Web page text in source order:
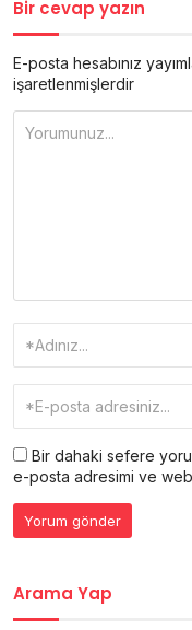
Bir cevap yazın
E-posta hesabınız
işaretlenmişlerdir
Bir dahaki sefere
e-posta adresimi ve
Arama Yap